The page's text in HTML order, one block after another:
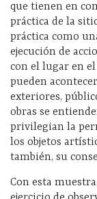
que tienen en
práctica de la
práctica como
ejecución de
con el lugar en el
pueden
exteriores,
obras se
privilegian la
los objetos
también, su
Con esta